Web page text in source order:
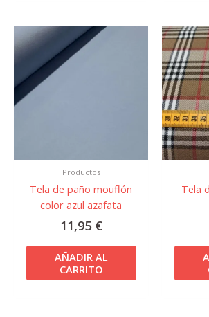
Productos
Tela de paño mouflón
color azul azafata
11,95 €
AÑADIR AL
CARRITO
Tela